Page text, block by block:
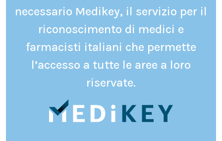
necessario Medikey, il servizio per il
riconoscimento di medici e
farmacisti italiani che permette
l’accesso a tutte le aree a loro
riservate.